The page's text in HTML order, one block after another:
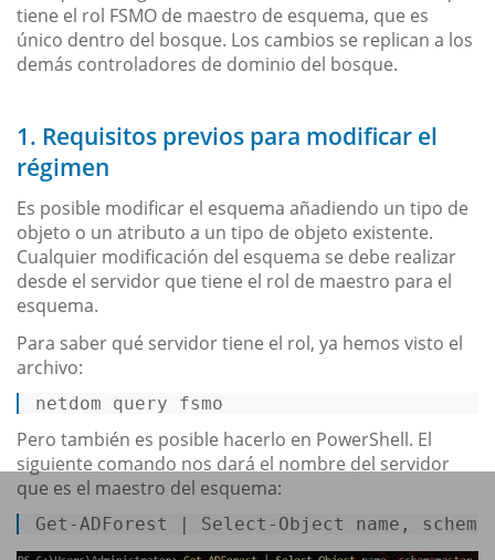
tiene el rol FSMO de maestro de esquema, que es
único dentro del bosque. Los cambios se replican a los
demás controladores de dominio del bosque.
1. Requisitos previos para modificar el
régimen
Es posible modificar el esquema añadiendo un tipo de
objeto o un atributo a un tipo de objeto existente.
Cualquier modificación del esquema se debe realizar
desde el servidor que tiene el rol de maestro para el
esquema.
Para saber qué servidor tiene el rol, ya hemos visto el
archivo:
netdom query fsmo
Pero también es posible hacerlo en PowerShell. El
siguiente comando nos dará el nombre del servidor
que es el maestro del esquema:
Get -ADForest | Select - Object name,